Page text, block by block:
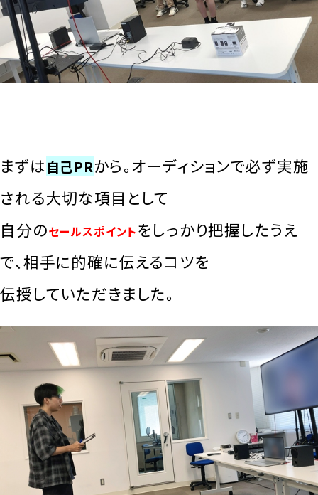
まずは自己PRから。オーディションで必ず実施
される大切な項目として
自分のセールスポイントをしっかり把握したうえ
で、相手に的確に伝えるコツを
伝授していただきました。